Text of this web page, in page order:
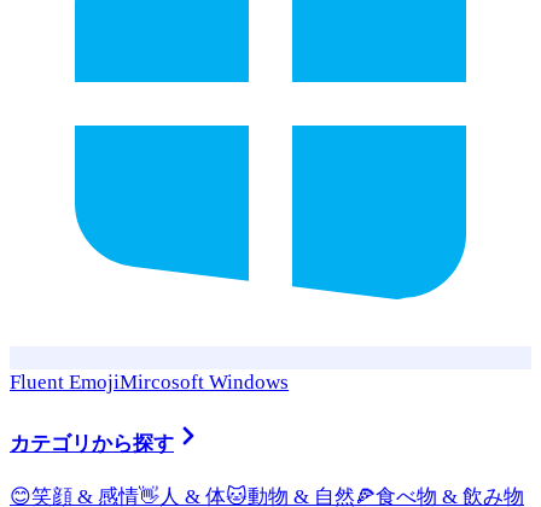
Fluent EmojiMircosoft Windows
カテゴリから探す
😊笑顔 & 感情👋 人 & 体🐱動物 & 自然🍕食べ物 & 飲み物